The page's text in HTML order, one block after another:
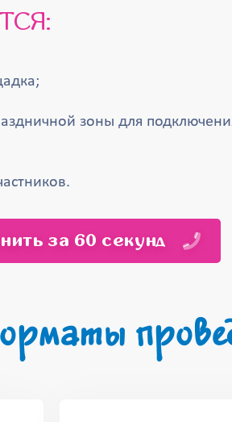
зоны для
за 60 секунд